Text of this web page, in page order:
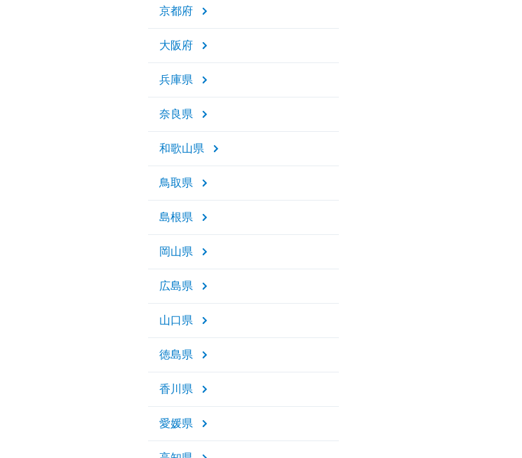
京都府
大阪府
兵庫県
奈良県
和歌山県
鳥取県
島根県
岡山県
広島県
山口県
徳島県
香川県
愛媛県